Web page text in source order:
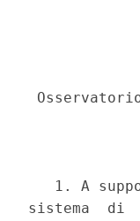
1. A
sistema  di